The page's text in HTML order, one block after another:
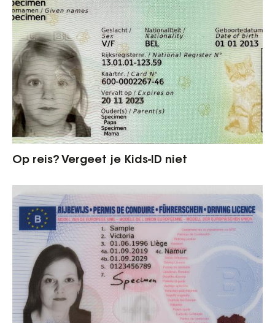
Op reis? Vergeet je Kids-ID niet